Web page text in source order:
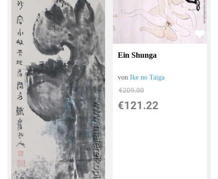
Ein Shunga
vonIke no Taiga
€209.00
€121.22